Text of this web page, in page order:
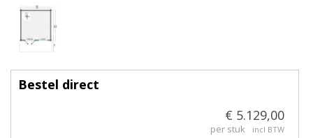
Bestel direct
€ 5.129,00
per stuk incl BTW